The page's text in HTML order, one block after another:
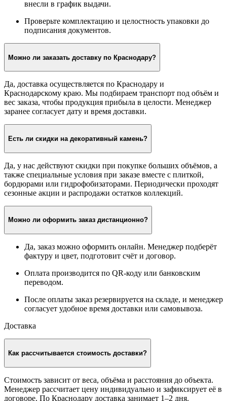
Перед самовывозом полностью оплатите заказ — на
складе оплата не принимается.
Уточните вес и количество коробок, чтобы подобрать
подходящий транспорт.
Сообщите менеджеру дату и время приезда, чтобы заказ
внесли в график выдачи.
Проверьте комплектацию и целостность упаковки до
подписания документов.
Можно ли заказать доставку по Краснодару?
Да, доставка осуществляется по Краснодару и
вес заказа, чтобы продукция прибыла в целости. Менеджер
заранее согласует дату и время доставки.
Есть ли скидки на декоративный камень?
Да, у нас действуют скидки при покупке больших объёмов, а
бордюрами или гидрофобизаторами. Периодически проходят
сезонные акции и распродажи остатков коллекций.
Можно ли оформить заказ дистанционно?
Да, заказ можно оформить онлайн. Менеджер подберёт
фактуру и цвет, подготовит счёт и договор.
Оплата производится по QR-коду или банковским
После оплаты заказ резервируется на складе, и менеджер
согласует удобное время доставки или самовывоза.
Доставка